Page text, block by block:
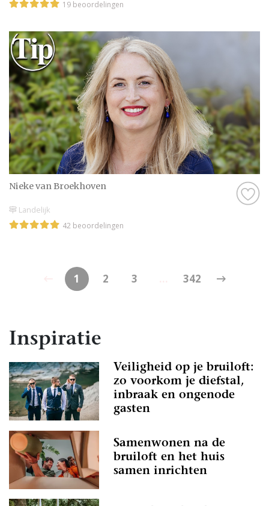
19 beoordelingen
Nieke van Broekhoven
Landelijk
42 beoordelingen
1 2 3 342
Inspiratie
Veiligheid op je bruiloft:
zo voorkom je diefstal,
inbraak en ongenode
gasten
Samenwonen na de
bruiloft en het huis
samen inrichten